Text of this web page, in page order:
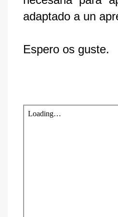
adaptado a un
Espero os guste.